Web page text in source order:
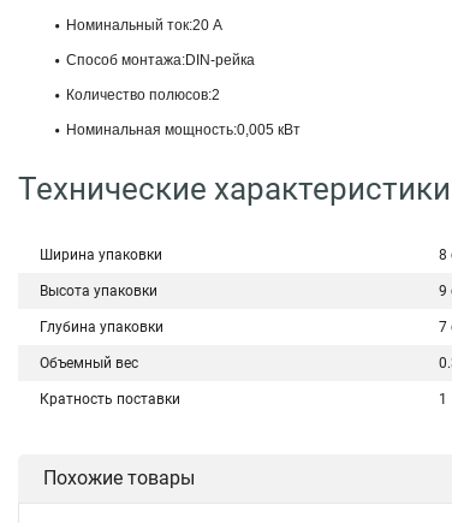
Номинальный ток:20 А
Способ монтажа:DIN-рейка
Количество полюсов:2
Номинальная мощность:0,005 кВт
Технические
Ширина упаковки 8
Высота упаковки 9
Глубина упаковки 7
Объемный вес
Кратность поставки 1
Похожие товары